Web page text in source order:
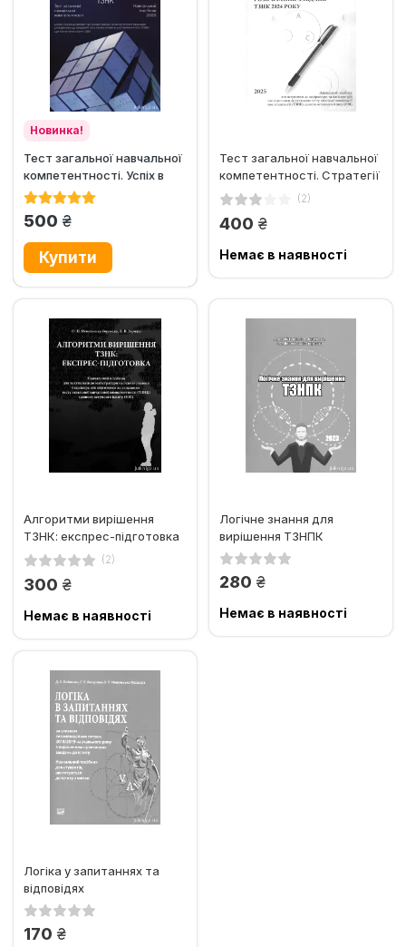
Новинка!
Тест загальної навчальної
компетентності. Успіх в
розв'язуванні завдань...
500 грн.
Тест загальної навчальної
компетентності. Стратегії
та алгоритми...
(2)
400 грн.
Немає в наявності
Алгоритми вирішення
ТЗНК: експрес-підготовка
(2)
300 грн.
Немає в наявності
Логічне знання для
вирішення ТЗНПК
280 грн.
Немає в наявності
Логіка у запитаннях та
відповідях
170 грн.